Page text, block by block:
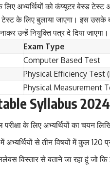
अभ्यर्थियों को कंप्यूटर बेस्ड टेस्ट
के लिए बुलाया जाएगा। इस उसके
उन्हें नियुक्ति पत्र दे दिया जाएगा।
Exam Type
Computer Based Test
Physical Efficiency Test
Physical Measurement
Syllabus
के लिए अभ्यर्थियों का चयन
में अभ्यर्थियों से तीन विषयों में कुल 120
विस्तार से बताने जा रहा हूं जो